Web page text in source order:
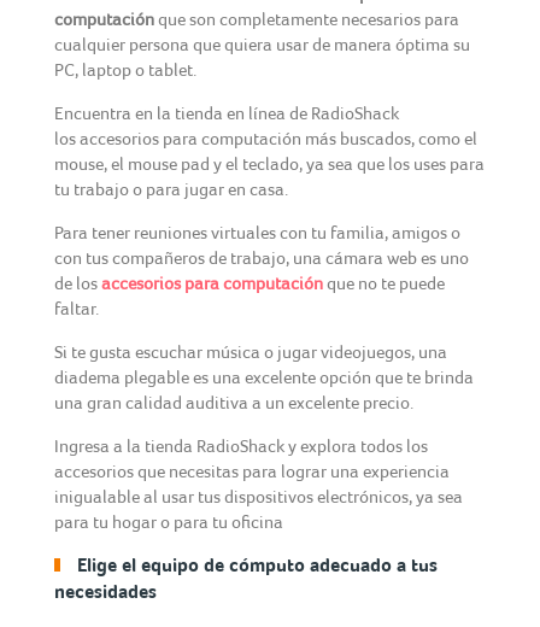
computaciónque son completamente necesarios para
cualquier persona que quiera usar de manera óptima su
PC, laptop o tablet.
Encuentra en la tienda en línea de RadioShack
los accesorios para computación más buscados, como el
mouse, el mouse pad y el teclado, ya sea que los uses para
tu trabajo o para jugar en casa.
Para tener reuniones virtuales con tu familia, amigos o
con tus compañeros de trabajo, una cámara web es uno
de losaccesorios para computaciónque no te puede
faltar.
Si te gusta escuchar música o jugar videojuegos, una
diadema plegable es una excelente opción que te brinda
una gran calidad auditiva a un excelente precio.
Ingresa a la tienda RadioShack y explora todos los
accesorios que necesitas para lograr una experiencia
inigualable al usar tus dispositivos electrónicos, ya sea
para tu hogar o para tu oficina
Elige el equipo de cómputo adecuado a tus
necesidades